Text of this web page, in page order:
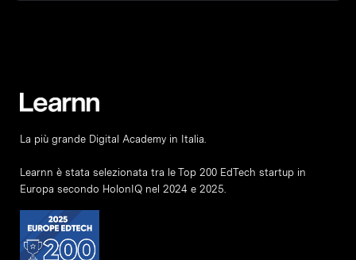
La più grande Digital Academy in Italia.
Learnn è stata selezionata tra le Top 200 EdTech startup in
Europa secondo HolonIQ nel 2024 e 2025.